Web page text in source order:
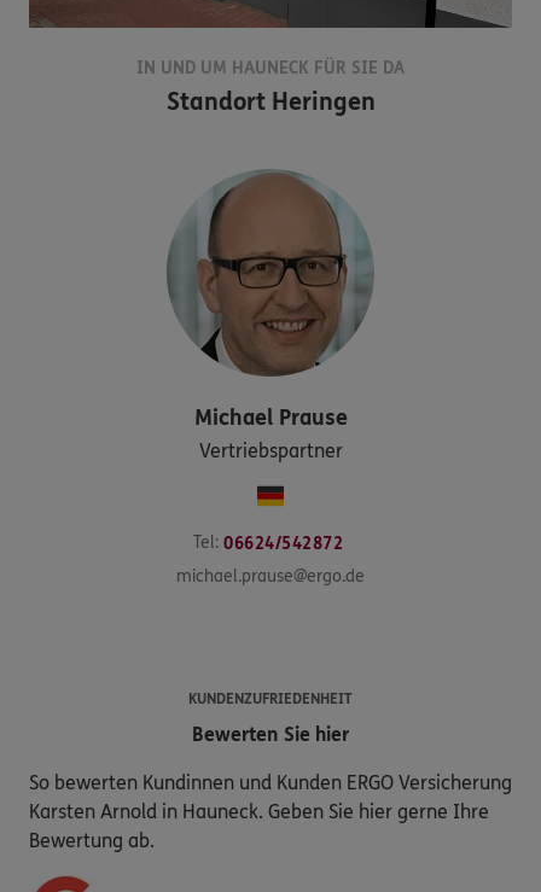
IN UND UM HAUNECK FÜR SIE DA
StandortHeringen
Michael Prause
Vertriebspartner
Tel: 06624/542872
michael.prause@ergo.de
KUNDENZUFRIEDENHEIT
Bewerten Sie hier
So bewerten Kundinnen und Kunden ERGO Versicherung
Karsten Arnold in Hauneck. Geben Sie hier gerne Ihre
Bewertung ab.